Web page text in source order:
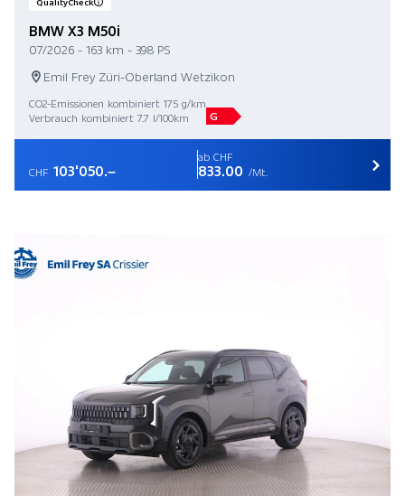
BMW X3 M50i
07/2026 - 163 km - 398 PS
Emil Frey Züri-Oberland Wetzikon
CO2-Emissionen kombiniert 175 g/km
Verbrauch kombiniert 7.7 l/100km
G
CHF 103'050.–
ab CHF
833.00 /Mt.